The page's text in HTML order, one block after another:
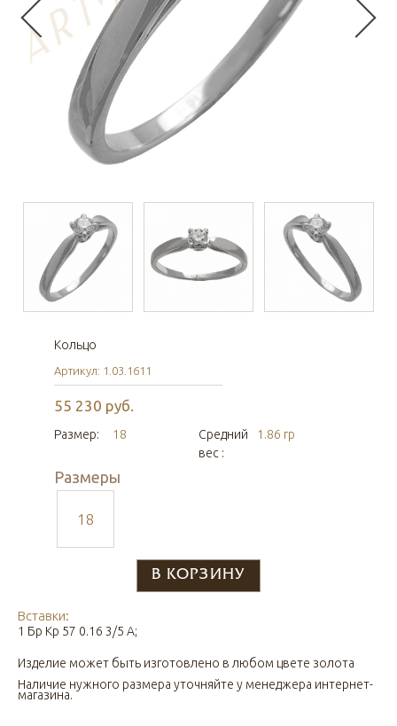
Кольцо
Артикул: 1.03.1611
55 230 руб.
Размер: 18
Средний
вес :
1.86 гр
Размеры
18
Вставки:
1 Бр Кр 57 0.16 3/5 А;
Изделие может быть изготовлено в любом цвете золота
Наличие нужного размера уточняйте у менеджера интернет-
магазина.